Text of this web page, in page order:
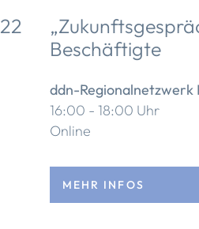
22
Beschäftigte
ddn-Regionalnetzwerk
16:00 - 18:00 Uhr
Online
MEHR INFOS